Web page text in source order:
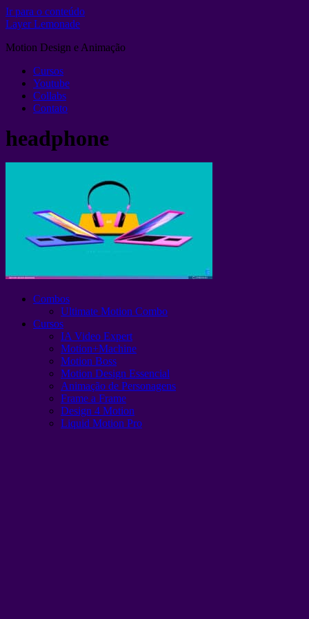
Ir para o conteúdo
Layer Lemonade
Motion Design e Animação
Cursos
Youtube
Collabs
Contato
headphone
Combos
Ultimate Motion Combo
Cursos
IA Video Expert
Motion+Machine
Motion Boss
Motion Design Essencial
Animação de Personagens
Frame a Frame
Design 4 Motion
Liquid Motion Pro